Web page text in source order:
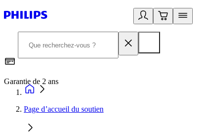
Garantie de 2 ans
Page d’accueil du soutien